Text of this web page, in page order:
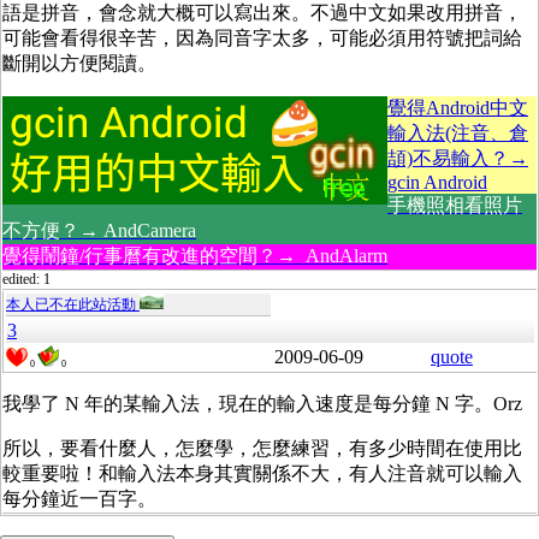
語是拼音，會念就大概可以寫出來。不過中文如果改用拼音，
可能會看得很辛苦，因為同音字太多，可能必須用符號把詞給
斷開以方便閱讀。
覺得Android中文
輸入法(注音、倉
頡)不易輸入？→
gcin Android
手機照相看照片
不方便？→ AndCamera
覺得鬧鐘/行事曆有改進的空間？→ AndAlarm
edited: 1
本人已不在此站活動
3
0 0 2009-06-09 quote
我學了 N 年的某輸入法，現在的輸入速度是每分鐘 N 字。Orz
所以，要看什麼人，怎麼學，怎麼練習，有多少時間在使用比
較重要啦！和輸入法本身其實關係不大，有人注音就可以輸入
每分鐘近一百字。